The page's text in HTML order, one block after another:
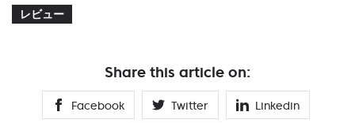
レビュー
Share this article on:
Facebook Twitter Linkedin